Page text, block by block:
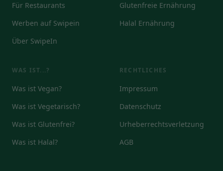
Für Restaurants
Werben auf Swipein
Über SwipeIn
Glutenfreie Ernährung
Halal Ernährung
WAS IST...?
Was ist Vegan?
Was ist Vegetarisch?
Was ist Glutenfrei?
Was ist Halal?
RECHTLICHES
Impressum
Datenschutz
Urheberrechtsverletzung
AGB